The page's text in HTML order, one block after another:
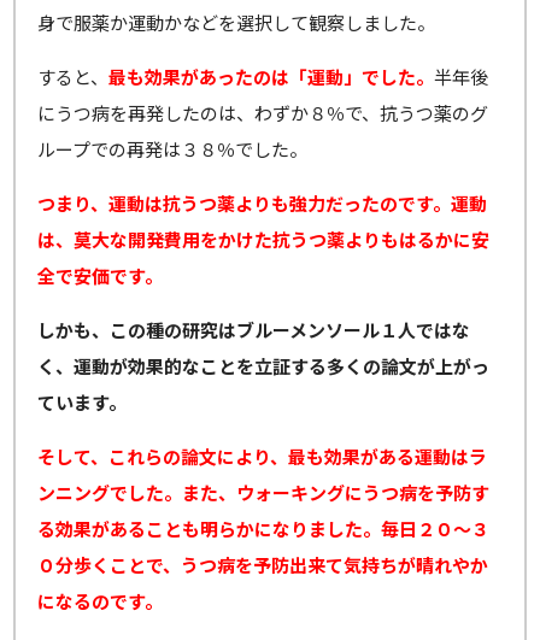
身で服薬か運動かなどを選択して観察しました。
すると、最も効果があったのは「運動」でした。半年後
にうつ病を再発したのは、わずか８％で、抗うつ薬のグ
ループでの再発は３８％でした。
つまり、運動は抗うつ薬よりも強力だったのです。運動
は、莫大な開発費用をかけた抗うつ薬よりもはるかに安
全で安価です。
しかも、この種の研究はブルーメンソール１人ではな
く、運動が効果的なことを立証する多くの論文が上がっ
ています。
そして、これらの論文により、最も効果がある運動はラ
ンニングでした。また、ウォーキングにうつ病を予防す
る効果があることも明らかになりました。毎日２０～３
０分歩くことで、うつ病を予防出来て気持ちが晴れやか
になるのです。